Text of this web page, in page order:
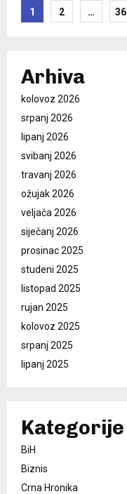
B
j
e
v
i
s
t
r
a
n
i
c
a
b
j
a
1 2 … 36
Arhiva
kolovoz 2026
srpanj 2026
lipanj 2026
svibanj 2026
travanj 2026
ožujak 2026
veljača 2026
siječanj 2026
prosinac 2025
studeni 2025
listopad 2025
rujan 2025
kolovoz 2025
srpanj 2025
lipanj 2025
Kategorije
BiH
Biznis
Crna Hronika